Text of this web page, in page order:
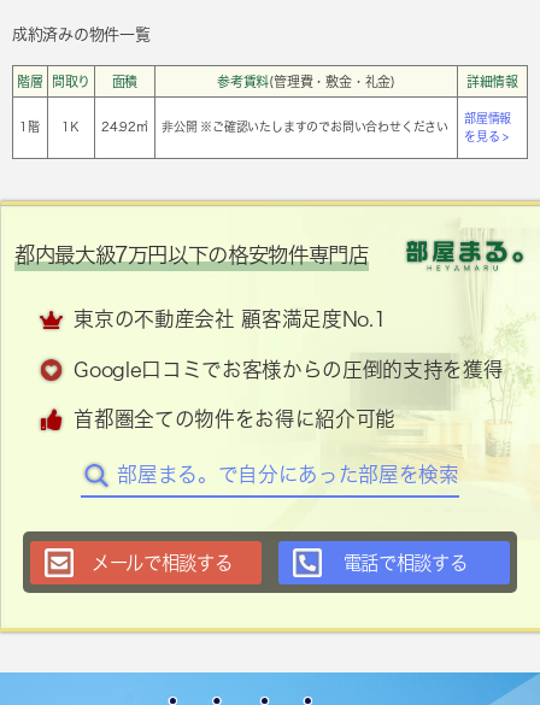
成約済みの物件一覧
階層 間取り 面積 参考賃料(管理費・敷金・礼金) 詳細情報
1階 1Ｋ 24.92㎡ 非公開 ※ご確認いたしますのでお問い合わせください
部屋情報
を見る >
都内最大級7万円以下の格安物件専門店
東京の不動産会社 顧客満足度No.1
Google口コミでお客様からの圧倒的支持を獲得
首都圏全ての物件をお得に紹介可能
部屋まる。で自分にあった部屋を検索
メールで相談する 電話で相談する